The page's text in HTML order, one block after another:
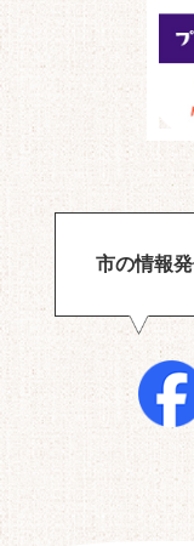
市の情報